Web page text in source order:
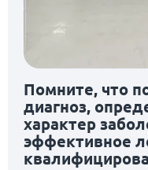
Помните, что
диагноз,
характер
эффективное